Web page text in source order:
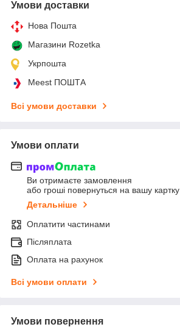
Умови доставки
Нова Пошта
Магазини Rozetka
Укрпошта
Meest ПОШТА
Всі умови доставки
Умови оплати
Ви отримаєте замовлення
або гроші повернуться на вашу картку
Детальніше
Оплатити частинами
Післяплата
Оплата на рахунок
Всі умови оплати
Умови повернення